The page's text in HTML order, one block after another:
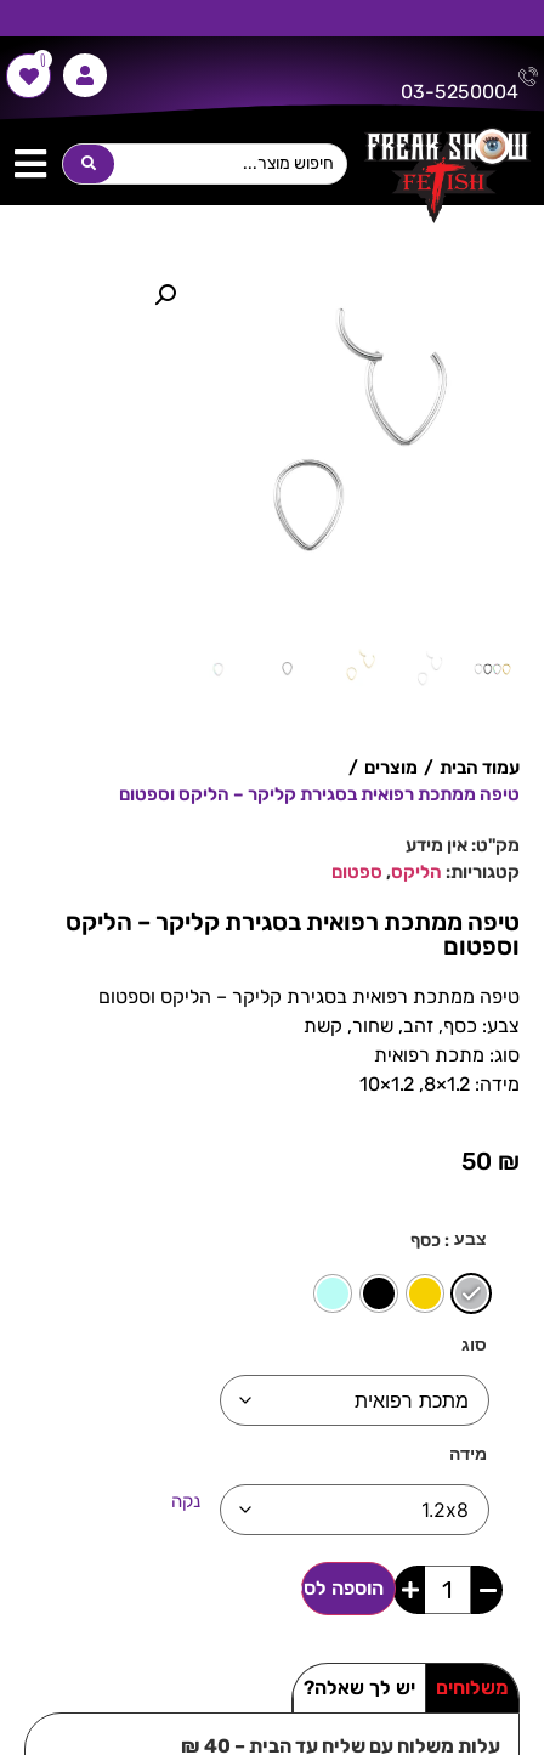
משלוח חינם על כל רכישה מעל 300 ש"ח!
03-5250004
0
עמוד הבית / מוצרים /
טיפה ממתכת רפואית בסגירת קליקר – הליקס וספטום
מק"ט: אין מידע
קטגוריות: הליקס, ספטום
טיפה ממתכת רפואית בסגירת קליקר – הליקס
וספטום
טיפה ממתכת רפואית בסגירת קליקר – הליקס וספטום
צבע: כסף, זהב, שחור, קשת
סוג: מתכת רפואית
מידה: 1.2×8, 1.2×10
50 ₪
צבע : כסף
סוג
מידה
נקה
הוספה לסל
משלוחים יש לך שאלה?
עלות משלוח עם שליח עד הבית – 40 ₪